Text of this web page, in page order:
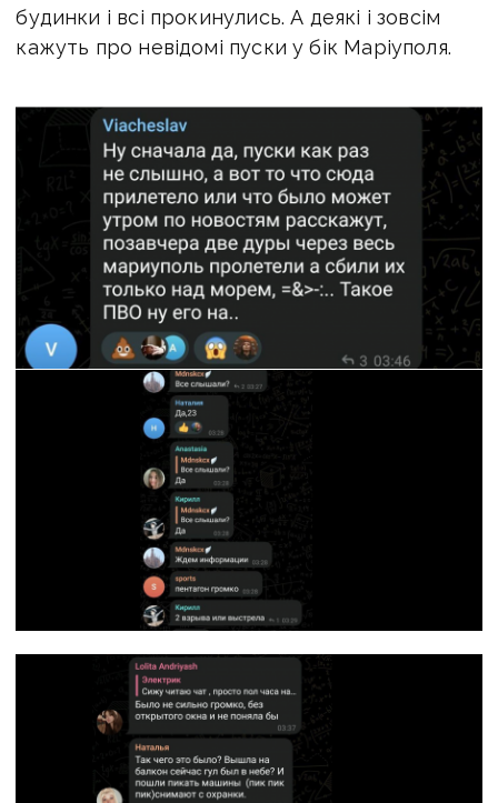
будинки і всі прокинулись. А деякі і зовсім
кажуть про невідомі пуски у бік Маріуполя.